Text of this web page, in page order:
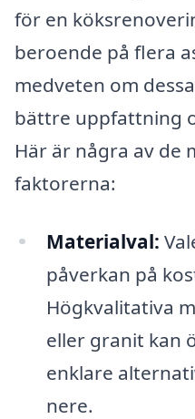
för en
beroende på flera
medveten om
bättre uppfattning
Här är några av de
faktorerna:
Materialval:
påverkan på
Högkvalitativa
eller granit kan
enklare
nere.